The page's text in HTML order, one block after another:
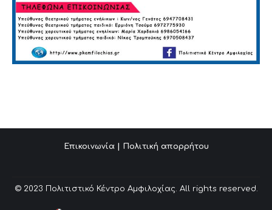
Επικοινωνία | Πολιτική απορρήτου
© 2023 Πολιτιστικό Κέντρο Αμφιλοχίας. All rights reserved.